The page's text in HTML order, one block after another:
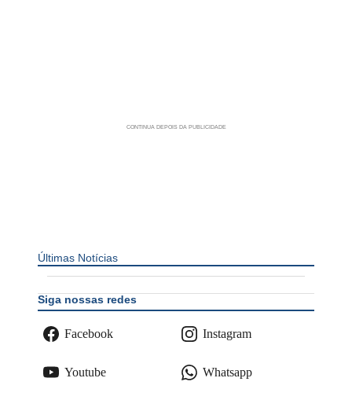
Últimas Notícias
Siga nossas redes
Facebook Instagram
Youtube Whatsapp